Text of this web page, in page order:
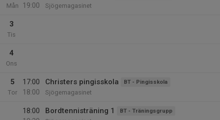
Mån
19:00
Sjögemagasinet
3
Tis
4
Ons
5
Tor
17:00
18:00
Christers pingisskola BT - Pingisskola
Sjögemagasinet
18:00
Bordtennisträning 1 BT - Träningsgrupp